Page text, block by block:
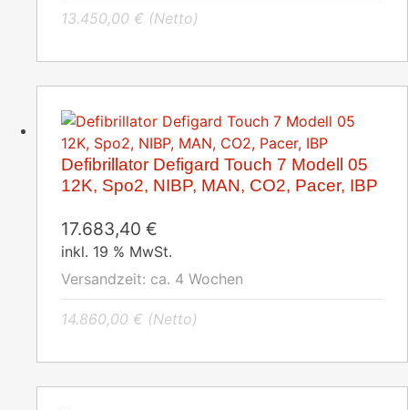
13.450,00 € (Netto)
Defibrillator Defigard Touch 7 Modell 05
12K, Spo2, NIBP, MAN, CO2, Pacer, IBP
17.683,40 €
inkl. 19 % MwSt.
Versandzeit: ca. 4 Wochen
14.860,00 € (Netto)